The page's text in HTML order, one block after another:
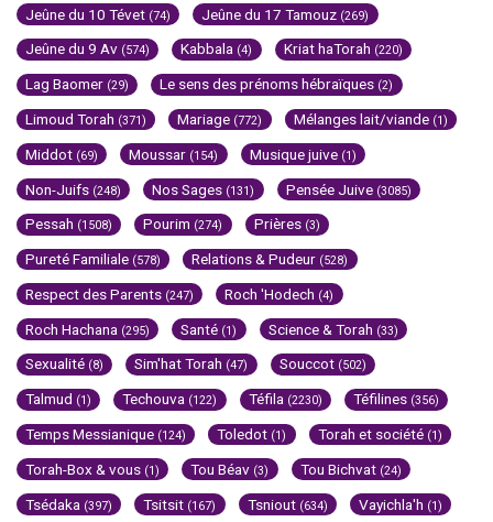
Jeûne du 10 Tévet (74) Jeûne du 17 Tamouz (269)
Jeûne du 9 Av (574) Kabbala (4) Kriat haTorah (220)
Lag Baomer (29) Le sens des prénoms hébraïques (2)
Limoud Torah (371) Mariage (772) Mélanges lait/viande (1)
Middot (69) Moussar (154) Musique juive (1)
Non-Juifs (248) Nos Sages (131) Pensée Juive (3085)
Pessah (1508) Pourim (274) Prières (3)
Pureté Familiale (578) Relations & Pudeur (528)
Respect des Parents (247) Roch 'Hodech (4)
Roch Hachana (295) Santé (1) Science & Torah (33)
Sexualité (8) Sim'hat Torah (47) Souccot (502)
Talmud (1) Techouva (122) Téfila (2230) Téfilines (356)
Temps Messianique (124) Toledot (1) Torah et société (1)
Torah-Box & vous (1) Tou Béav (3) Tou Bichvat (24)
Tsédaka (397) Tsitsit (167) Tsniout (634) Vayichla'h (1)